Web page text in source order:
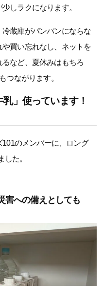
しラクになります。
蔵庫がパンパンにならな
買い忘れなし、ネットを
など、夏休みはもちろ
つながります。
」使っています！
のメンバーに、ロング
た。
害への備えとしても